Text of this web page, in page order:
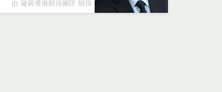
由 瓏葳禮儀服務團隊 服務